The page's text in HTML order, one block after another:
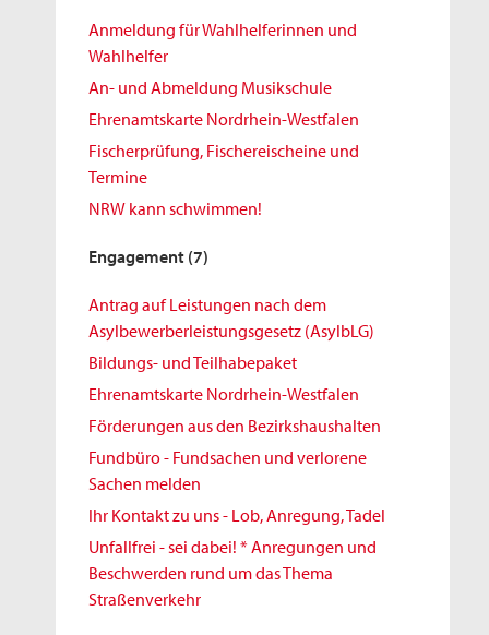
Anmeldung für Wahlhelferinnen und
Wahlhelfer
An- und Abmeldung Musikschule
Ehrenamtskarte Nordrhein-Westfalen
Fischerprüfung, Fischereischeine und
Termine
NRW kann schwimmen!
Engagement (7)
Antrag auf Leistungen nach dem
Asylbewerberleistungsgesetz (AsylbLG)
Bildungs- und Teilhabepaket
Ehrenamtskarte Nordrhein-Westfalen
Förderungen aus den Bezirkshaushalten
Fundbüro - Fundsachen und verlorene
Sachen melden
Ihr Kontakt zu uns - Lob, Anregung, Tadel
Unfallfrei - sei dabei! * Anregungen und
Beschwerden rund um das Thema
Straßenverkehr